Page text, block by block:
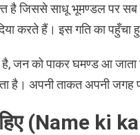
है जिससे साधू भूमण्डल पर
करते हैं। इस गति का
को पाकर घमण्ड आ जाता
है। अपनी ताकत अपनी जगह
(Name ki